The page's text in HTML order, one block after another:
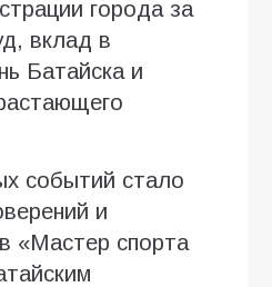
города за
вклад в
Батайска и
событий стало
и
«Мастер спорта